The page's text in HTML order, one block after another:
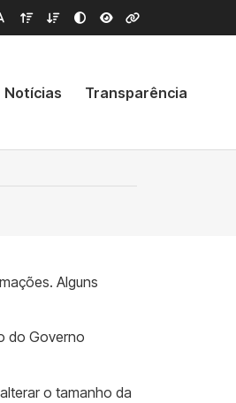
Notícias Transparência
Alguns
do Governo
o tamanho da